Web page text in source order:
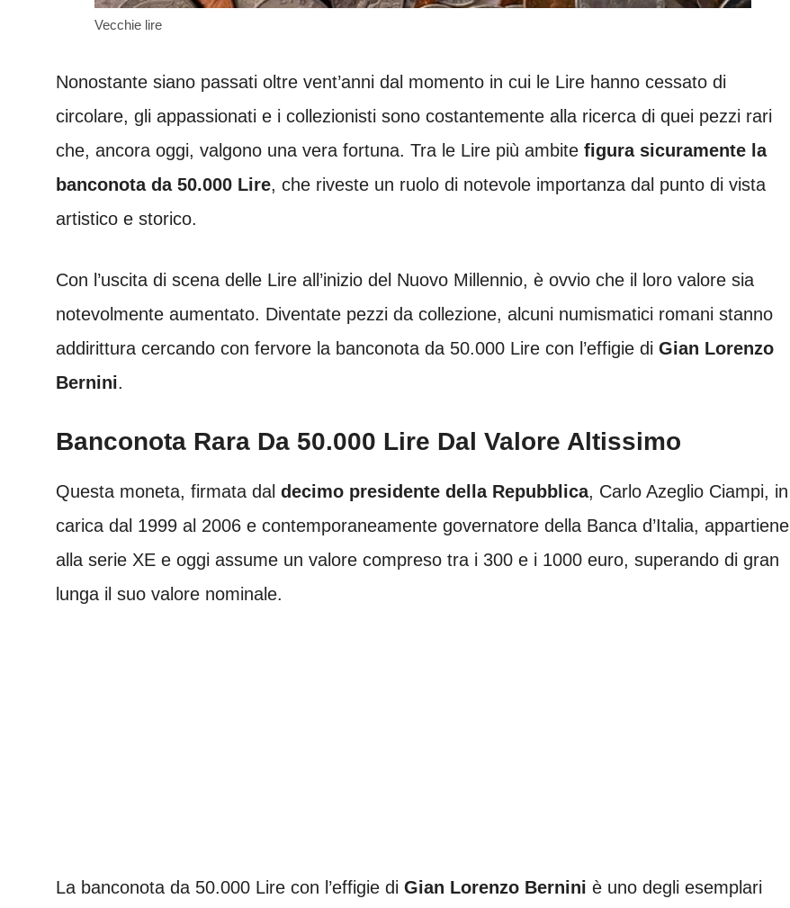
Vecchie lire
Nonostante siano passati oltre vent’anni dal momento in cui le Lire hanno cessato di
circolare, gli appassionati e i collezionisti sono costantemente alla ricerca di quei pezzi rari
che, ancora oggi, valgono una vera fortuna. Tra le Lire più ambite figura sicuramente la
banconota da 50.000 Lire, che riveste un ruolo di notevole importanza dal punto di vista
artistico e storico.
Con l’uscita di scena delle Lire all’inizio del Nuovo Millennio, è ovvio che il loro valore sia
notevolmente aumentato. Diventate pezzi da collezione, alcuni numismatici romani stanno
addirittura cercando con fervore la banconota da 50.000 Lire con l’effigie di Gian Lorenzo
Bernini.
Banconota Rara Da 50.000 Lire Dal Valore Altissimo
Questa moneta, firmata dal decimo presidente della Repubblica, Carlo Azeglio Ciampi, in
carica dal 1999 al 2006 e contemporaneamente governatore della Banca d’Italia, appartiene
alla serie XE e oggi assume un valore compreso tra i 300 e i 1000 euro, superando di gran
lunga il suo valore nominale.
La banconota da 50.000 Lire con l’effigie di Gian Lorenzo Bernini è uno degli esemplari